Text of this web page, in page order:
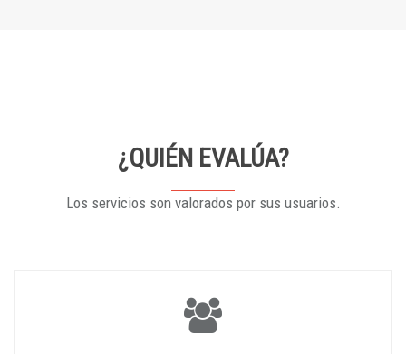
¿QUIÉN EVALÚA?
Los servicios son valorados por sus usuarios.